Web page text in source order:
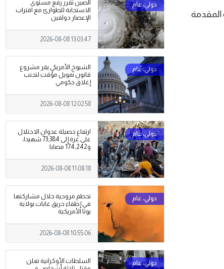
المقدمة
الصين تقرر رفع مستوى
الاستجابة للطوارئ مع اقتراب
الإعصار دولفين
2026-08-08 13:03:47
الشيوخ الأمريكي يقر مشروع
قانون تمويل مؤقت لتجنب
إغلاق حكومي
2026-08-08 12:02:58
ارتفاع حصيلة عدوان الاحتلال
على غزة إلى 73,384 شهيدا،
و174,242 مصابا
2026-08-08 11:08:18
تحطم مروحية خلال مشاركتها
في إطفاء حريق غابات بولاية
يوتا الأمريكية
2026-08-08 10:55:06
السلطات الأوكرانية تعلن